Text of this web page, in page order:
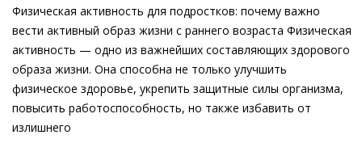
Физическая активность для подростков: почему важно
вести активный образ жизни с раннего возраста Физическая
активность — одно из важнейших составляющих здорового
образа жизни. Она способна не только улучшить
физическое здоровье, укрепить защитные силы организма,
повысить работоспособность, но также избавить от
излишнего